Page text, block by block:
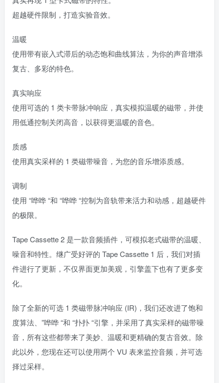
超越硬件限制，打造实验音效。
温暖
使用带有嵌入式滞后的动态饱和曲线算法，为你的声音增添
复古、多彩的特色。
真实响应
使用可选的 1 类卡带脉冲响应，真实模拟温暖的磁带，并使
用低通控制关闭高音，以获得更温暖的音色。
质感
使用真实采样的 1 类磁带噪音，为您的音乐增添质感。
调制
使用 “哗哗 “和 “哗哗 “控制为音轨带来活力和动感，超越硬件
的极限。
Tape Cassette 2 是一款音频插件，可模拟老式磁带的温暖、
噪音和特性。继广受好评的 Tape Cassette 1 后，我们对插
件进行了更新，不仅界面更加美观，引擎盖下也有了更多变
化。
除了全新的可选 1 类磁带脉冲响应 (IR)，我们还改进了饱和
度算法、”哗哗 “和 “扑扑 “引擎，并采用了真实采样的磁带噪
音，所有这些都带来了美妙、温暖和更精确的复古音效。除
此以外，您现在还可以使用两个 VU 表来监控音频，并可选
择过采样。